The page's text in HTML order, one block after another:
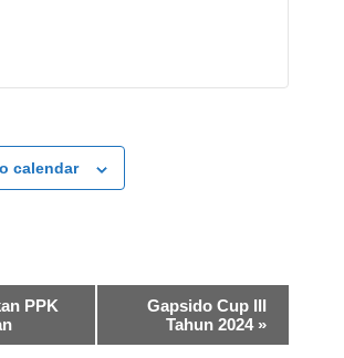
calendar
PPK
Gapsido Cup III
Tahun 2024 »